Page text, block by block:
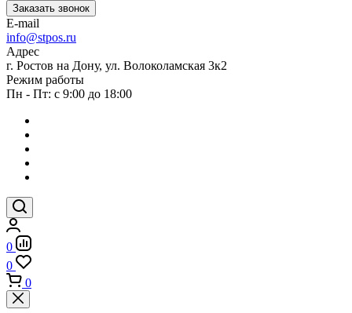
Заказать звонок
E-mail
info@stpos.ru
Адрес
г. Ростов на Дону, ул. Волоколамская 3к2
Режим работы
Пн - Пт: с 9:00 до 18:00
0
0
0